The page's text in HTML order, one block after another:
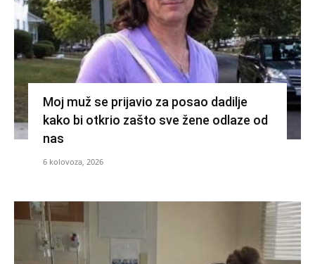
Moj muž se prijavio za posao dadilje
kako bi otkrio zašto sve žene odlaze od
nas
6 kolovoza, 2026